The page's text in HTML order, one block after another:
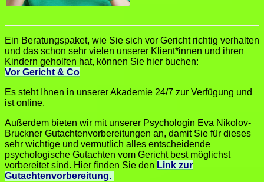
Ein Beratungspaket, wie Sie sich vor Gericht richtig verhalten
und das schon sehr vielen unserer Klient*innen und ihren
Kindern geholfen hat, können Sie hier buchen:
Vor Gericht & Co
Es steht Ihnen in unserer Akademie 24/7 zur Verfügung und
ist online.
Außerdem bieten wir mit unserer Psychologin Eva Nikolov-
Bruckner Gutachtenvorbereitungen an, damit Sie für dieses
sehr wichtige und vermutlich alles entscheidende
psychologische Gutachten vom Gericht best möglichst
vorbereitet sind. Hier finden Sie den Link zur
Gutachtenvorbereitung.